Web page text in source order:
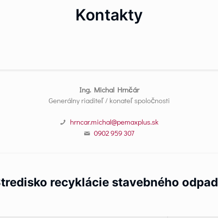
Kontakty
Ing. Michal Hrnčár
Generálny riaditeľ / konateľ spoločnosti
hrncar.michal@pemaxplus.sk
0902 959 307
recyklácie stavebného